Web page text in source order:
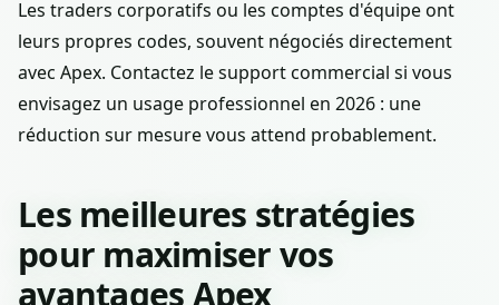
Les traders corporatifs ou les comptes d'équipe ont
leurs propres codes, souvent négociés directement
avec Apex. Contactez le support commercial si vous
envisagez un usage professionnel en 2026 : une
réduction sur mesure vous attend probablement.
Les meilleures stratégies
pour maximiser vos
avantages Apex